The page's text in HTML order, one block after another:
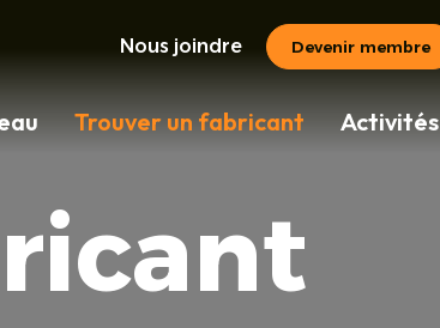
Nous joindre Devenir membre
Trouver un fabricant Activités